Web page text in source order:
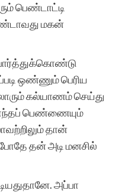
பெண்டாட்டி
மகன்
ஒண்ணும் பெரிய
கல்யாணம் செய்து
பெண்ணையும்
தான்
தன் அடி மனசில்
அப்பா